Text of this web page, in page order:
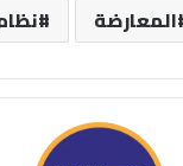
المعارضة